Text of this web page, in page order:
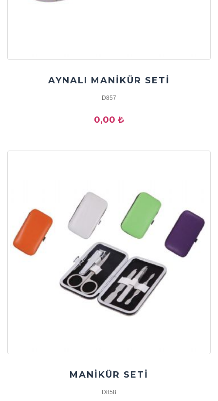
AYNALI MANİKÜR SETİ
D857
0,00 ₺
MANİKÜR SETİ
D858